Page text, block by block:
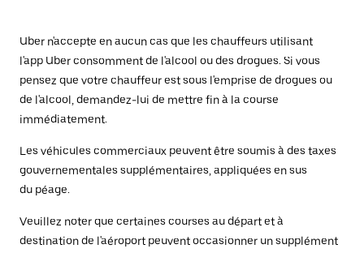
Uber n'accepte en aucun cas que les chauffeurs utilisant
l'app Uber consomment de l'alcool ou des drogues. Si vous
pensez que votre chauffeur est sous l'emprise de drogues ou
de l'alcool, demandez-lui de mettre fin à la course
immédiatement.
Les véhicules commerciaux peuvent être soumis à des taxes
gouvernementales supplémentaires, appliquées en sus
du péage.
Veuillez noter que certaines courses au départ et à
destination de l'aéroport peuvent occasionner un supplément